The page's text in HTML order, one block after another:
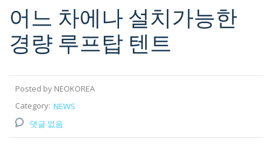
어느 차에나 설치가능한
경량 루프탑 텐트
Posted by NEOKOREA
Category: NEWS
댓글 없음